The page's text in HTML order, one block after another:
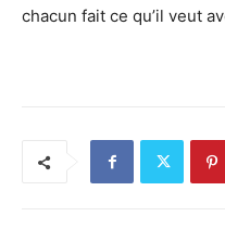
chacun fait ce qu’il veut